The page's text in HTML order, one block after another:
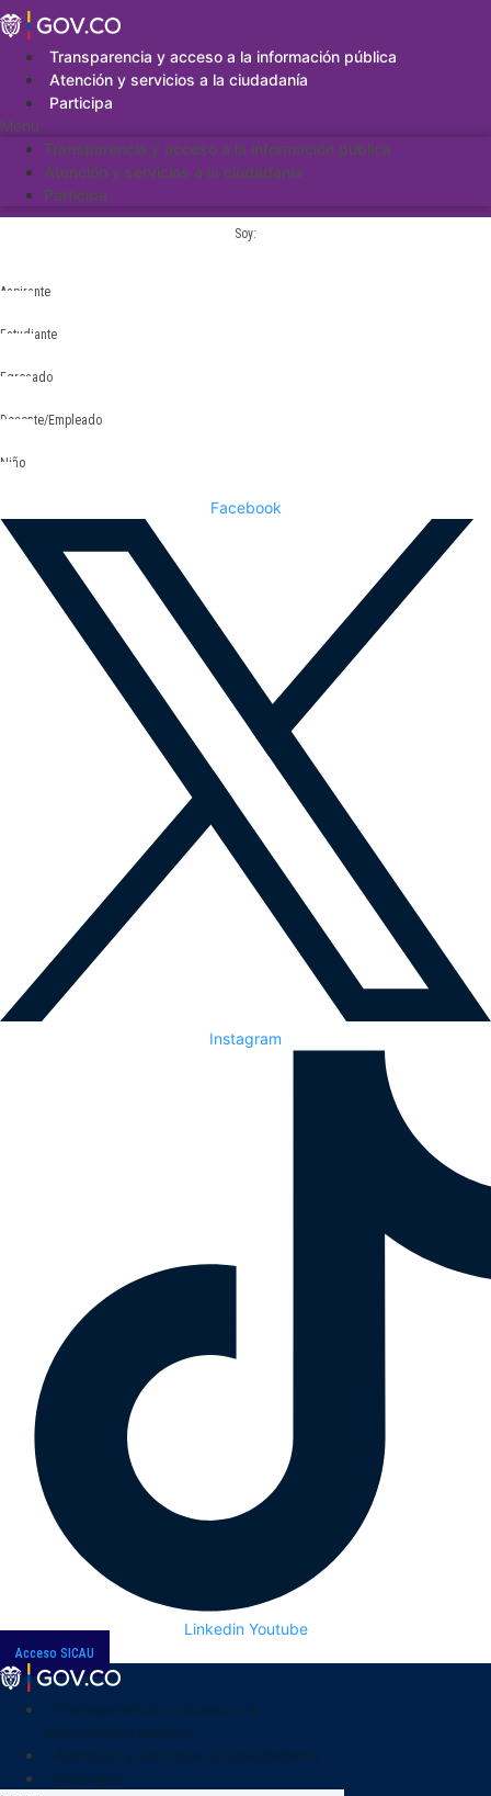
Saltar
al
contenidoTransparencia y acceso a la información pública
Atención y servicios a la ciudadanía
Participa
Menu
Transparencia y acceso a la información pública
Atención y servicios a la ciudadanía
Participa
Soy:
Aspirante
Estudiante
Egresado
Docente/Empleado
Niño
Facebook
Instagram
Linkedin Youtube
Acceso SICAU